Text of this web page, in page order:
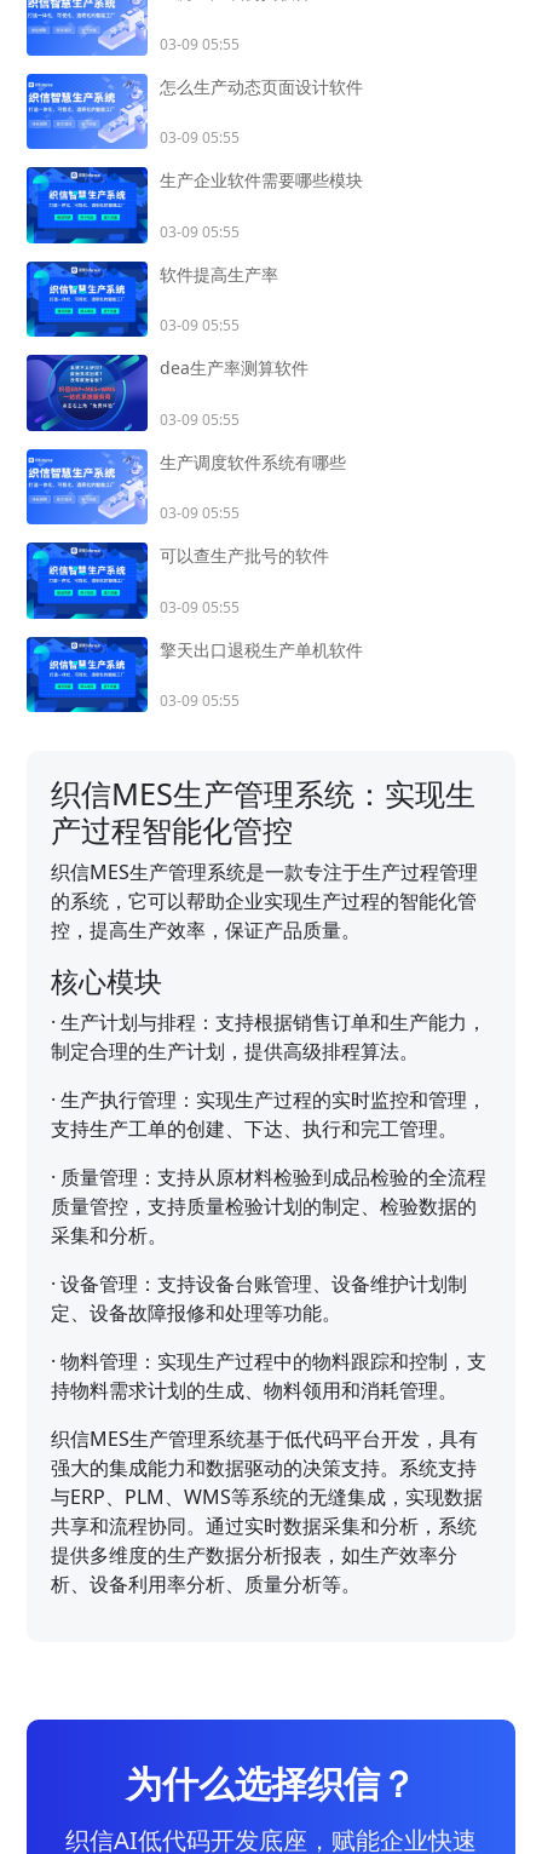
03-09 05:55
怎么生产动态页面设计软件
03-09 05:55
生产企业软件需要哪些模块
03-09 05:55
软件提高生产率
03-09 05:55
dea生产率测算软件
03-09 05:55
生产调度软件系统有哪些
03-09 05:55
可以查生产批号的软件
03-09 05:55
擎天出口退税生产单机软件
03-09 05:55
织信MES生产管理系统：实现生
产过程智能化管控
织信MES生产管理系统是一款专注于生产过程管理
的系统，它可以帮助企业实现生产过程的智能化管
控，提高生产效率，保证产品质量。
核心模块
·生产计划与排程：支持根据销售订单和生产能力，
制定合理的生产计划，提供高级排程算法。
·生产执行管理：实现生产过程的实时监控和管理，
支持生产工单的创建、下达、执行和完工管理。
· 质量管理：支持从原材料检验到成品检验的全流程
质量管控，支持质量检验计划的制定、检验数据的
采集和分析。
·设备管理：支持设备台账管理、设备维护计划制
定、设备故障报修和处理等功能。
·物料管理：实现生产过程中的物料跟踪和控制，支
持物料需求计划的生成、物料领用和消耗管理。
织信MES生产管理系统基于低代码平台开发，具有
强大的集成能力和数据驱动的决策支持。系统支持
与ERP、PLM、WMS等系统的无缝集成，实现数据
共享和流程协同。通过实时数据采集和分析，系统
提供多维度的生产数据分析报表，如生产效率分
析、设备利用率分析、质量分析等。
为什么选择织信？
织信AI低代码开发底座，赋能企业快速